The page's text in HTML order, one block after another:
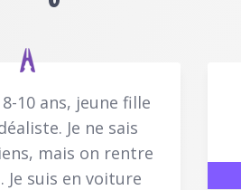
10 ans, jeune fille
Je ne sais
mais on rentre
Je suis en voiture